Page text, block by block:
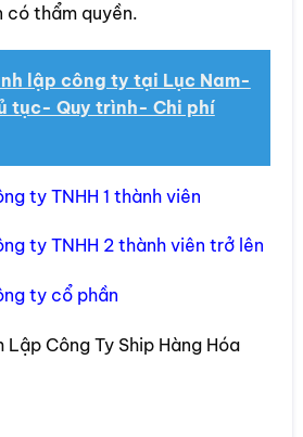
thẩm quyền.
lập công ty tại Lục Nam-
tục- Quy trình- Chi phí
ty TNHH 1 thành viên
ty TNHH 2 thành viên trở lên
ty cổ phần
Lập Công Ty Ship Hàng Hóa